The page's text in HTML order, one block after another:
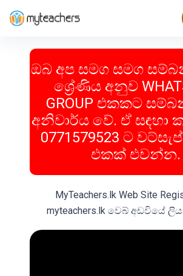
ඔබ අප සමග සමග
ශ්‍රේණිය අනුව
GROUP එකකට
අනිවාර්ය වේ. ඒ සඳහා
0771579523 ට
එකක් එවන්න.
MyTeachers.lk Web Site
myteachers.lk වෙබ් අඩවියේ